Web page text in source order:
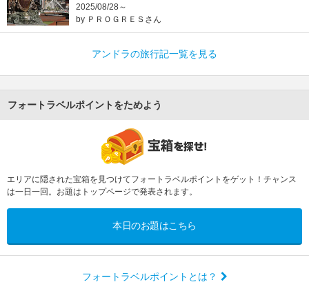
2025/08/28～
by ＰＲＯＧＲＥＳさん
アンドラの旅行記一覧を見る
フォートラベルポイントをためよう
エリアに隠された宝箱を見つけてフォートラベルポイントをゲット！チャンス
は一日一回。お題はトップページで発表されます。
本日のお題はこちら
フォートラベルポイントとは？